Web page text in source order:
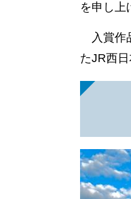
を申し上
入賞作
たJR西